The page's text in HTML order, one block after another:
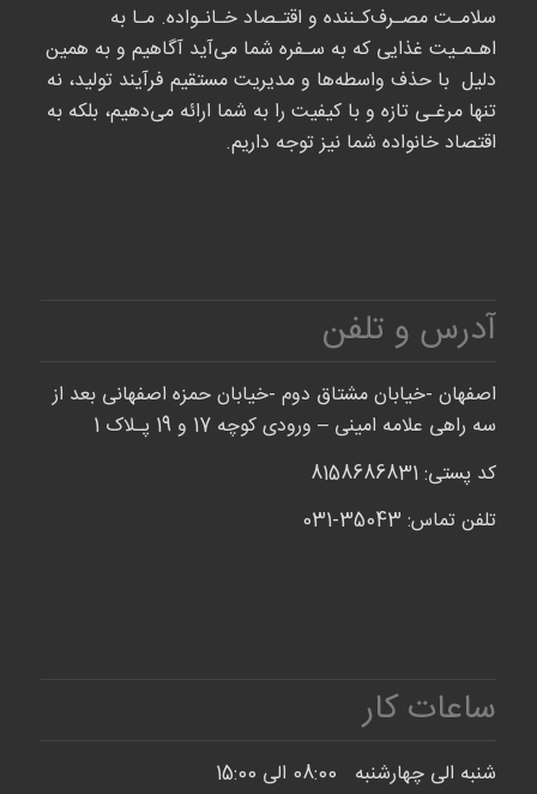
سلامـت مصـرف‌کـننده و اقتـصاد خـانـواده. مـا به
اهـمـیت غذایی که به سـفره شما می‌آید آگاهیم و به همین
دلیل با حذف واسطه‌ها و مدیریت مستقیم فرآیند تولید، نه
تنها مرغـی تازه و با کیفیت را به شما ارائه می‌دهیم، بلکه به
اقتصاد خانواده شما نیز توجه داریم.
آدرس و تلفن
اصفهان -خیابان مشتاق دوم -خیابان حمزه اصفهانی بعد از
سه راهی علامه امینی – ورودی کوچه 17 و 19 پـلاک 1
کد پستی: 8158686831
تلفن تماس: 35043-031
ساعات کار
شنبه الی چهارشنبه 08:00 الی 15:00